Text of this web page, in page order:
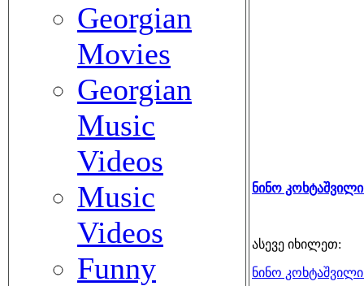
Georgian
Movies
Georgian
Music
Videos
Music
Videos
Funny
ნინო
ასევე იხილეთ:
ნინო